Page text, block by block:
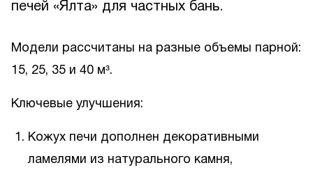
печей «Ялта» для частных бань.
Модели рассчитаны на разные объемы парной:
15, 25, 35 и 40 м³.
Ключевые улучшения:
Кожух печи дополнен декоративными
ламелями из натурального камня,